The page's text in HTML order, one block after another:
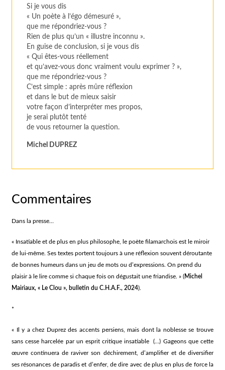
Si je vous dis
« Un poète à l’égo démesuré »,
que me répondriez-vous ?
Rien de plus qu’un « illustre inconnu ».
En guise de conclusion, si je vous dis
« Qui êtes-vous réellement
et qu’avez-vous donc vraiment voulu exprimer ? »,
que me répondriez-vous ?
C’est simple : après mûre réflexion
et dans le but de mieux saisir
votre façon d’interpréter mes propos,
je serai plutôt tenté
de vous retourner la question.
Michel DUPREZ
Commentaires
Dans la presse…
« Insatiable et de plus en plus philosophe, le poète filamarchois est le miroir
de lui-même. Ses textes portent toujours à une réflexion souvent déroutante
de bonnes humeurs dans un jeu de mots ou d’expressions. On prend du
plaisir à le lire comme si chaque fois on dégustait une friandise. » (Michel
Mairiaux, « Le Clou », bulletin du C.H.A.F., 2024).
*
« Il y a chez Duprez des accents persiens, mais dont la noblesse se trouve
sans cesse harcelée par un esprit critique insatiable (…) Gageons que cette
œuvre continuera de raviver son déchirement, d’amplifier et de diversifier
ses résonances de paradis et d’enfer, de dire avec de plus en plus de force la